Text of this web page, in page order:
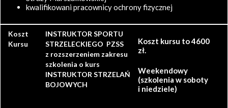
kwalifikowani pracownicy ochrony fizycznej
Koszt
Kursu
INSTRUKTOR SPORTU
STRZELECKIEGO PZSS
z rozszerzeniem zakresu
szkolenia o kurs
INSTRUKTOR STRZELAŃ
BOJOWYCH
Koszt kursu to 4600
zł.
Weekendowy
(szkolenia w soboty
i niedziele)